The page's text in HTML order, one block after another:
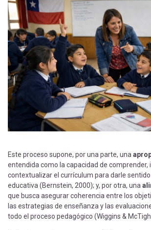
Este proceso supone, por una parte, una
entendida como la capacidad de comprender,
contextualizar el currículum para darle
educativa (Bernstein, 2000); y, por otra, una
que busca asegurar coherencia entre los
las estrategias de enseñanza y las
todo el proceso pedagógico (Wiggins &